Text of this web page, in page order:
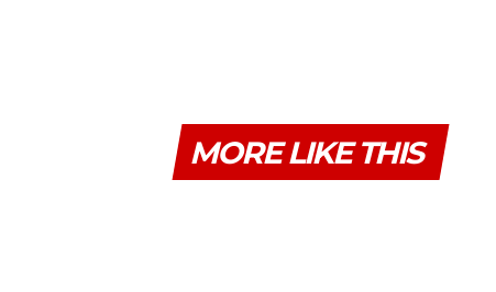
MORE LIKE THIS